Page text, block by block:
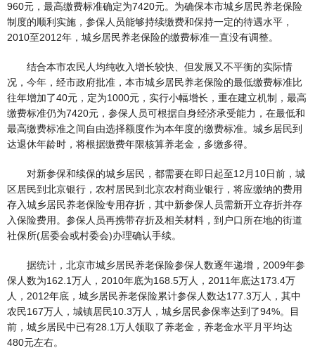
960元，最高缴费标准确定为7420元。为确保本市城乡居民养老保险
制度的顺利实施，参保人员能够持续缴费和保持一定的待遇水平，
2010至2012年，城乡居民养老保险的缴费标准一直没有调整。
结合本市农民人均纯收入增长较快、但发展又不平衡的实际情
况，今年，经市政府批准，本市城乡居民养老保险的最低缴费标准比
往年增加了40元，定为1000元，实行小幅增长，重在建立机制，最高
缴费标准仍为7420元，参保人员可根据自身经济承受能力，在最低和
最高缴费标准之间自由选择额度作为本年度的缴费标准。城乡居民到
达退休年龄时，将根据缴费年限核算养老金，多缴多得。
对新参保和续保的城乡居民，都需要在即日起至12月10日前，城
区居民到北京银行，农村居民到北京农村商业银行，将应缴纳的费用
存入城乡居民养老保险专用存折，其中新参保人员需新开立存折并存
入保险费用。参保人员再携带存折及相关材料，到户口所在地的街道
社保所(居委会或村委会)办理确认手续。
据统计，北京市城乡居民养老保险参保人数逐年递增，2009年参
保人数为162.1万人，2010年底为168.5万人，2011年底达173.4万
人，2012年底，城乡居民养老保险累计参保人数达177.3万人，其中
农民167万人，城镇居民10.3万人，城乡居民参保率达到了94%。目
前，城乡居民中已有28.1万人领取了养老金，养老金水平月平均达
480元左右。